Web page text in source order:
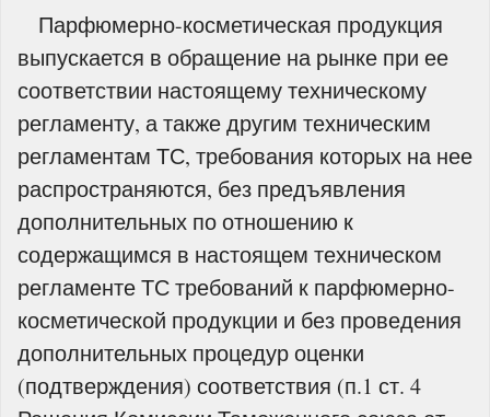
Парфюмерно-косметическая продукция
выпускается в обращение на рынке при ее
соответствии настоящему техническому
регламенту, а также другим техническим
регламентам ТС, требования которых на нее
распространяются, без предъявления
дополнительных по отношению к
содержащимся в настоящем техническом
регламенте ТС требований к парфюмерно-
косметической продукции и без проведения
дополнительных процедур оценки
(подтверждения) соответствия (п.1 ст. 4